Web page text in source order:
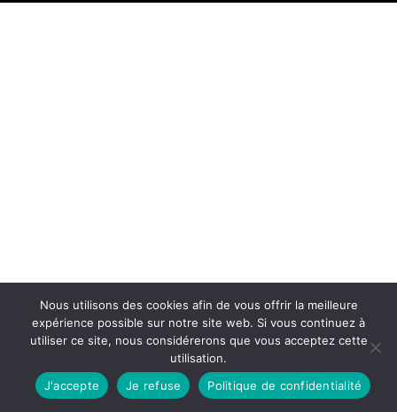
Nous utilisons des cookies afin de vous offrir la meilleure
expérience possible sur notre site web. Si vous continuez à
utiliser ce site, nous considérerons que vous acceptez cette
utilisation.
J'accepte
Je refuse Politique de confidentialité